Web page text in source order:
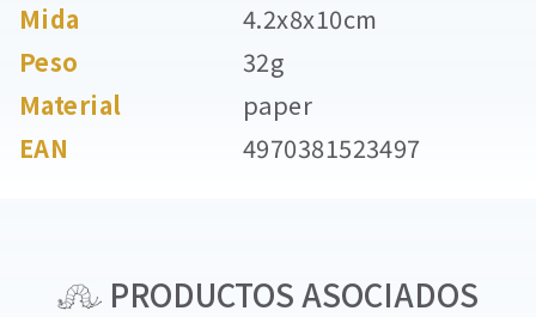
Mida
4.2x8x10cm
Peso
32g
Material
paper
EAN
4970381523497
PRODUCTOS ASOCIADOS